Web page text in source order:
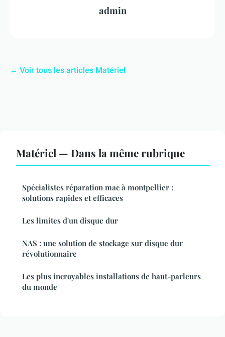
admin
← Voir tous les articles Matériel
Matériel — Dans la même rubrique
Spécialistes réparation mac à montpellier :
solutions rapides et efficaces
Les limites d'un disque dur
NAS : une solution de stockage sur disque dur
révolutionnaire
Les plus incroyables installations de haut-parleurs
du monde